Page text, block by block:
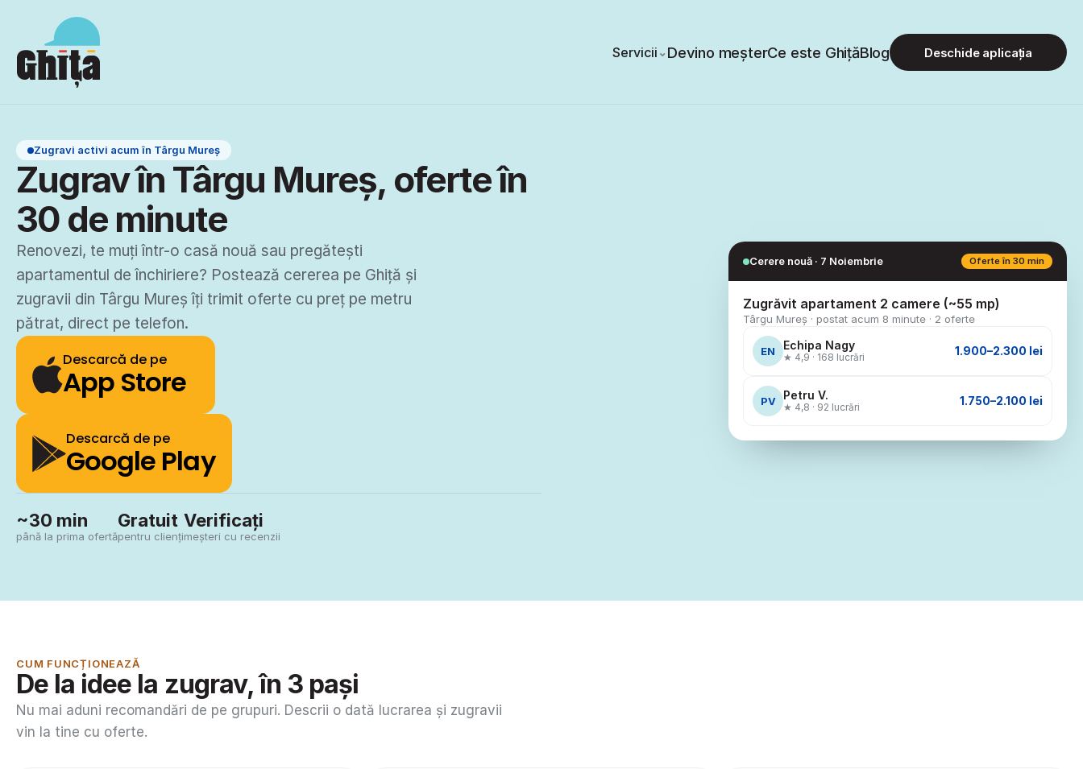
Servicii ⌄ Devino meșterCe este GhițăBlog Deschide aplicația
Zugravi activi acum în Târgu Mureș
Zugrav în Târgu Mureș, oferte în
30 de minute
Renovezi, te muți într-o casă nouă sau pregătești
apartamentul de închiriere? Postează cererea pe Ghiță și
zugravii din Târgu Mureș îți trimit oferte cu preț pe metru
pătrat, direct pe telefon.
Descarcă de pe
App Store
Descarcă de pe
Google Play
~30 min
până la prima ofertă
Gratuit
pentru clienți
Verificați
meșteri cu recenzii
Cerere nouă · 7 Noiembrie Oferte în 30 min
Zugrăvit apartament 2 camere (~55 mp)
Târgu Mureș · postat acum 8 minute · 2 oferte
EN Echipa Nagy
★ 4,9 · 168 lucrări 1.900–2.300 lei
PV Petru V.
★ 4,8 · 92 lucrări 1.750–2.100 lei
CUM FUNCȚIONEAZĂ
De la idee la zugrav, în 3 pași
Nu mai aduni recomandări de pe grupuri. Descrii o dată lucrarea și zugravii
vin la tine cu oferte.